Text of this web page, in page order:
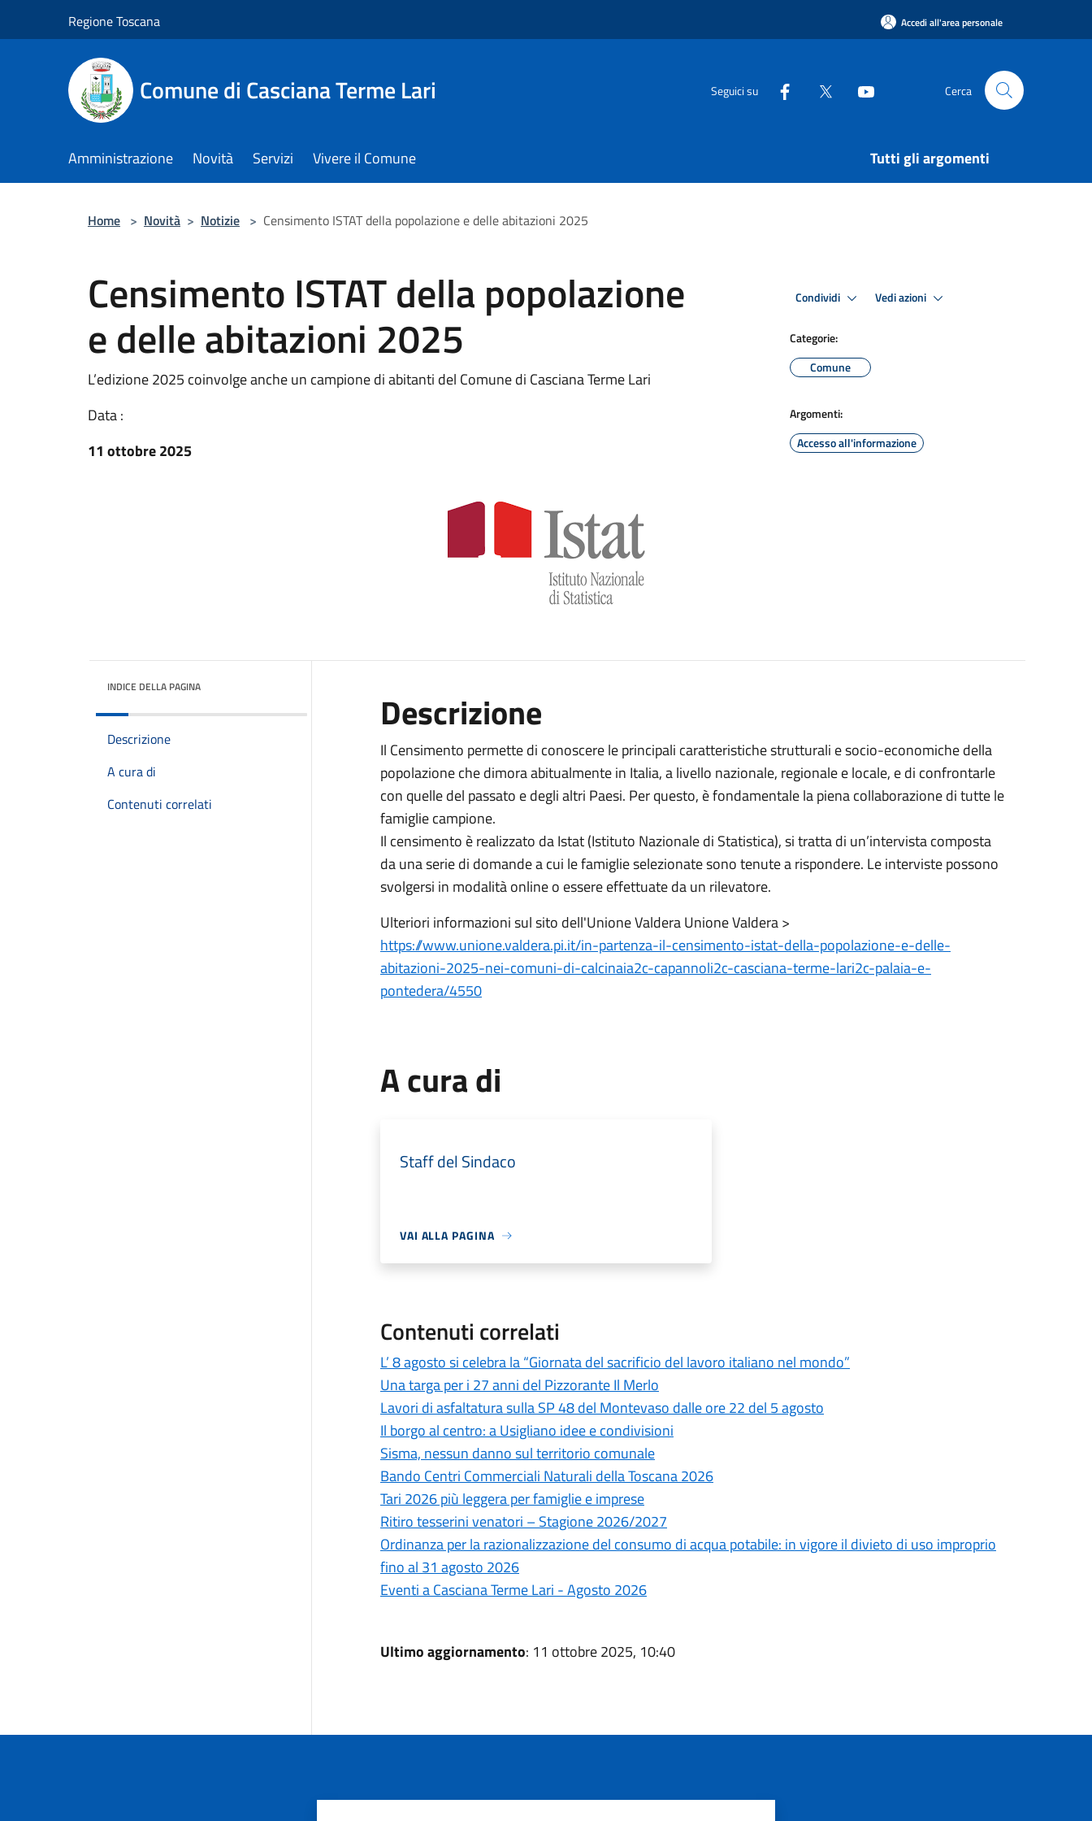
Regione Toscana Accedi all'area personale
Comune di Casciana Terme Lari Seguici su Cerca
Amministrazione Novità Servizi Vivere il Comune Tutti gli argomenti
Home > Novità > Notizie > Censimento ISTAT della popolazione e delle abitazioni 2025
Censimento ISTAT della popolazione
e delle abitazioni 2025
L’edizione 2025 coinvolge anche un campione di abitanti del Comune di Casciana Terme Lari
Data :
11 ottobre 2025
Condividi Vedi azioni
Categorie:
Comune
Argomenti:
Accesso all'informazione
INDICE DELLA PAGINA
Descrizione
A cura di
Contenuti correlati
Descrizione
Il Censimento permette di conoscere le principali caratteristiche strutturali e socio-economiche della
popolazione che dimora abitualmente in Italia, a livello nazionale, regionale e locale, e di confrontarle
con quelle del passato e degli altri Paesi. Per questo, è fondamentale la piena collaborazione di tutte le
famiglie campione.
Il censimento è realizzato da Istat (Istituto Nazionale di Statistica), si tratta di un’intervista composta
da una serie di domande a cui le famiglie selezionate sono tenute a rispondere. Le interviste possono
svolgersi in modalità online o essere effettuate da un rilevatore.
Ulteriori informazioni sul sito dell'Unione Valdera Unione Valdera >
https://www.unione.valdera.pi.it/in-partenza-il-censimento-istat-della-popolazione-e-delle-
abitazioni-2025-nei-comuni-di-calcinaia2c-capannoli2c-casciana-terme-lari2c-palaia-e-
pontedera/4550
A cura di
Staff del Sindaco
VAI ALLA PAGINA
Contenuti correlati
L’ 8 agosto si celebra la “Giornata del sacrificio del lavoro italiano nel mondo”
Una targa per i 27 anni del Pizzorante Il Merlo
Lavori di asfaltatura sulla SP 48 del Montevaso dalle ore 22 del 5 agosto
Il borgo al centro: a Usigliano idee e condivisioni
Sisma, nessun danno sul territorio comunale
Bando Centri Commerciali Naturali della Toscana 2026
Tari 2026 più leggera per famiglie e imprese
Ritiro tesserini venatori – Stagione 2026/2027
Ordinanza per la razionalizzazione del consumo di acqua potabile: in vigore il divieto di uso improprio
fino al 31 agosto 2026
Eventi a Casciana Terme Lari - Agosto 2026
Ultimo aggiornamento: 11 ottobre 2025, 10:40